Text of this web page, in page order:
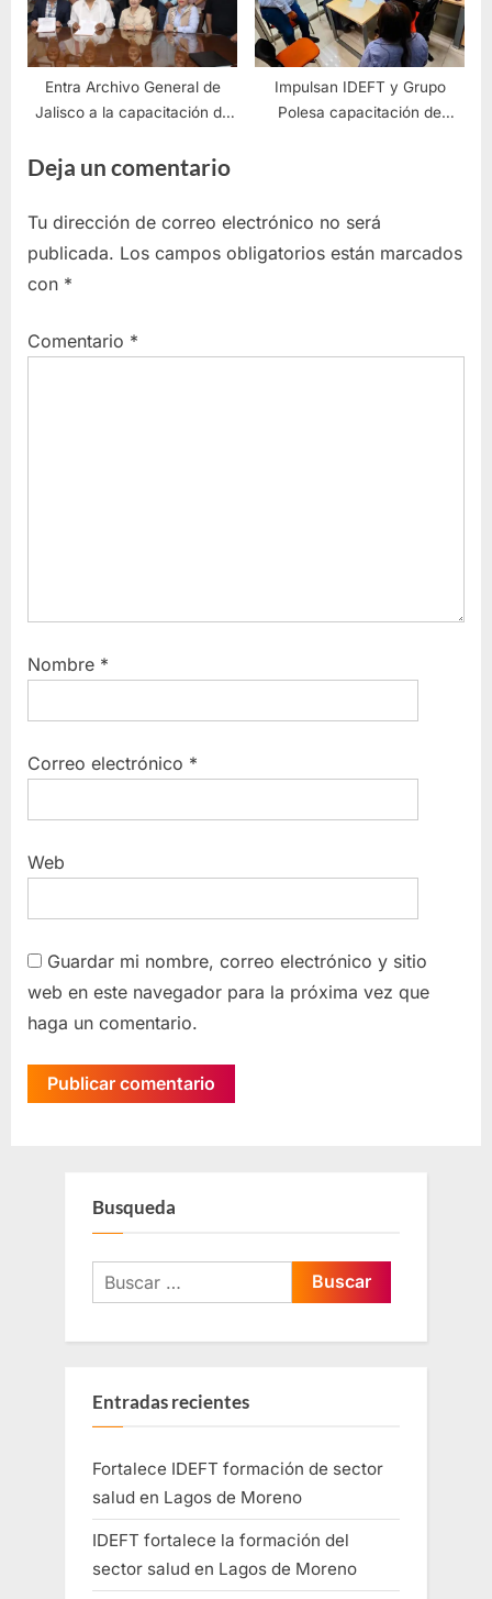
Entra Archivo General de
Jalisco a la capacitación de
Impulsan IDEFT y Grupo
Polesa capacitación de
Deja un comentario
Tu dirección de correo electrónico no será
publicada. Los campos obligatorios están marcados
con *
Comentario *
Nombre *
Correo electrónico *
Web
Guardar mi nombre, correo electrónico y sitio
web en este navegador para la próxima vez que
haga un comentario.
Busqueda
Entradas recientes
Fortalece IDEFT formación de sector
salud en Lagos de Moreno
IDEFT fortalece la formación del
sector salud en Lagos de Moreno